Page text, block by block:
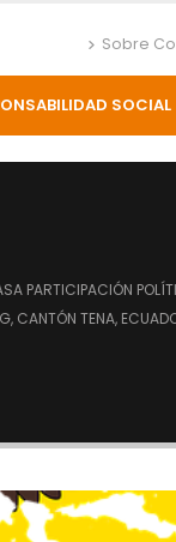
Sobre
SOCIAL
PARTICIPACIÓN
CANTÓN TENA,